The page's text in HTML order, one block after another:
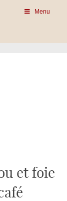
Menu
et foie